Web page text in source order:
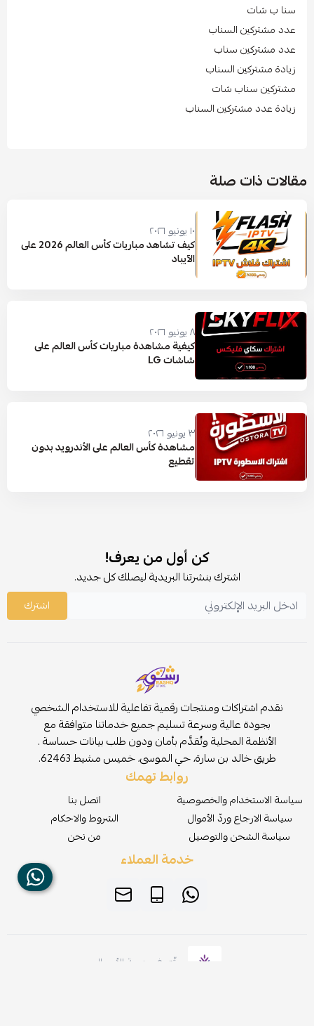
سنا ب شات
عدد مشتركين السناب
عدد مشتركين سناب
زيادة مشتركين السناب
مشتركين سناب شات
زيادة عدد مشتركين السناب
مقالات ذات صلة
١٠ يونيو ٢٠٢٦
كيف تشاهد مباريات كأس العالم 2026 على
الآيباد
٨ يونيو ٢٠٢٦
كيفية مشاهدة مباريات كأس العالم على
شاشات LG
٣ يونيو ٢٠٢٦
مشاهدة كأس العالم على الأندرويد بدون
تقطيع
كن أول من يعرف!
اشترك بنشرتنا البريدية ليصلك كل جديد.
اشترك
نقدم اشتراكات ومنتجات رقمية تفاعلية للاستخدام الشخصي
بجودة عالية وسرعة تسليم جميع خدماتنا متوافقة مع
الأنظمة المحلية وتُقدَّم بأمان ودون طلب بيانات حساسة .
طريق خالد بن سارة، حي الموسى، خميس مشيط 62463.
روابط تهمك
سياسة الاستخدام والخصوصية
سياسة الارجاع وردّ الأموال
سياسة الشحن والتوصيل
اتصل بنا
الشروط والاحكام
من نحن
خدمة العملاء
موثّق في منصة الأعمال